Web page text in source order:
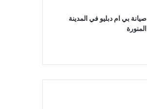
صيانة بي ام دبليو في المدينة
المنورة